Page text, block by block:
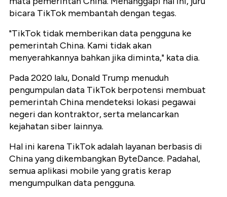
bicara TikTok membantah dengan tegas.
"TikTok tidak memberikan data pengguna ke
pemerintah China. Kami tidak akan
menyerahkannya bahkan jika diminta," kata dia.
Pada 2020 lalu, Donald Trump menuduh
pengumpulan data TikTok berpotensi membuat
pemerintah China mendeteksi lokasi pegawai
negeri dan kontraktor, serta melancarkan
kejahatan siber lainnya.
Hal ini karena TikTok adalah layanan berbasis di
China yang dikembangkan ByteDance. Padahal,
semua aplikasi mobile yang gratis kerap
mengumpulkan data pengguna.